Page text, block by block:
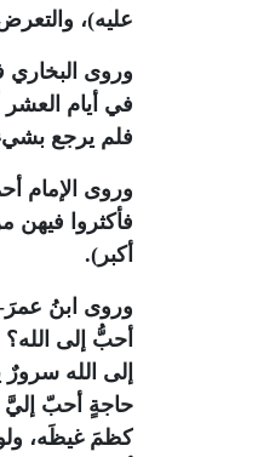
عليه)،
وروى
في أيام
فلم يرجع
وروى الإمام
فأكثروا فيهن
أكبر).
وروى ابنُ عمرَ-
أحبُّ إلى
إلى الله
حاجةٍ أحبّ إليَّ
كظمَ غيظَه،